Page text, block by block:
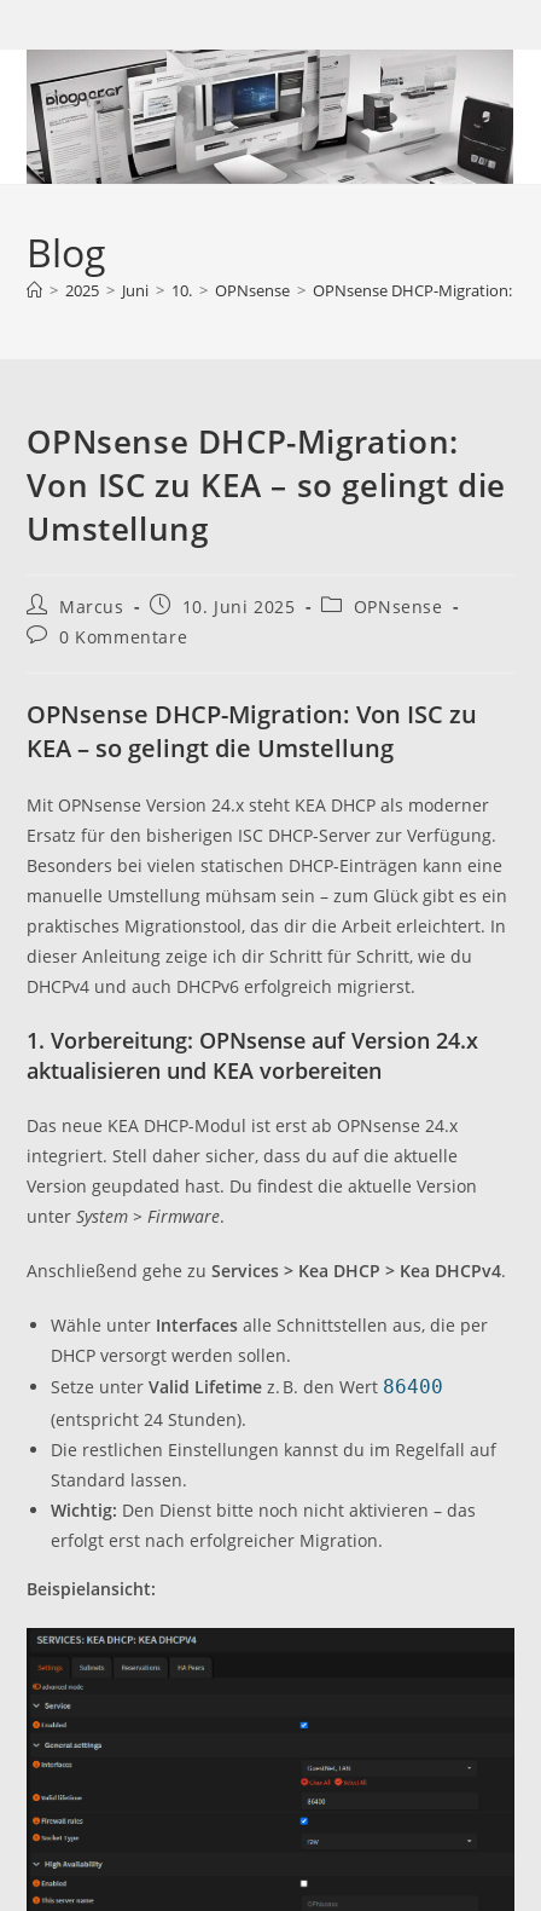
Inhalt
springen
Blog
> 2025 > Juni > 10. > OPNsense > OPNsense DHCP-Migration:
OPNsense DHCP-Migration:
Von ISC zu KEA – so gelingt die
Umstellung
Beitrags-
Autor:
Marcus
Beitrag
veröffentlicht:
10. Juni 2025
Beitrags-
OPNsense
Beitrags-
0 Kommentare
OPNsense DHCP-Migration: Von ISC zu
KEA – so gelingt die Umstellung
Mit OPNsense Version 24.x steht KEA DHCP als moderner
Ersatz für den bisherigen ISC DHCP-Server zur Verfügung.
Besonders bei vielen statischen DHCP-Einträgen kann eine
manuelle Umstellung mühsam sein – zum Glück gibt es ein
praktisches Migrationstool, das dir die Arbeit erleichtert. In
dieser Anleitung zeige ich dir Schritt für Schritt, wie du
DHCPv4 und auch DHCPv6 erfolgreich migrierst.
1. Vorbereitung: OPNsense auf Version 24.x
aktualisieren und KEA vorbereiten
Das neue KEA DHCP-Modul ist erst ab OPNsense 24.x
integriert. Stell daher sicher, dass du auf die aktuelle
Version geupdated hast. Du findest die aktuelle Version
unterSystem > Firmware.
Anschließend gehe zuServices > Kea DHCP > Kea DHCPv4.
Wähle unter Interfaces alle Schnittstellen aus, die per
DHCP versorgt werden sollen.
Setze unterValid Lifetime z. B. den Wert 86400
(entspricht 24 Stunden).
Die restlichen Einstellungen kannst du im Regelfall auf
Standard lassen.
Wichtig: Den Dienst bitte noch nicht aktivieren – das
erfolgt erst nach erfolgreicher Migration.
Beispielansicht: